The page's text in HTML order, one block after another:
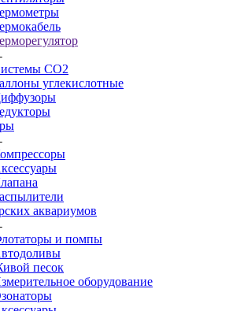
CO2
углекислотные
аквариумов
и помпы
песок
оборудование